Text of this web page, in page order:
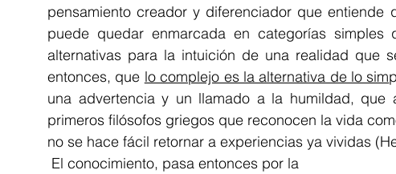
pensamiento creador y diferenciador que
puede quedar enmarcada en categorías simples
alternativas para la intuición de una realidad que
entonces, que lo complejo es la alternativa de lo sim
una advertencia y un llamado a la humildad, que
primeros filósofos griegos que reconocen la vida
no se hace fácil retornar a experiencias ya vividas